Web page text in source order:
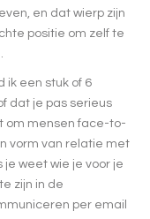
en dat wierp zijn
positie om zelf te
ik een stuk of 6
dat je pas serieus
om mensen face-to-
vorm van relatie met
weet wie je voor je
zijn in de
per email